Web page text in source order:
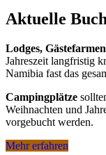
Aktuelle
Lodges,
Jahreszeit langfristig
Namibia fast das
Campingplätze
Weihnachten und
vorgebucht werden.
Mehr erfahren